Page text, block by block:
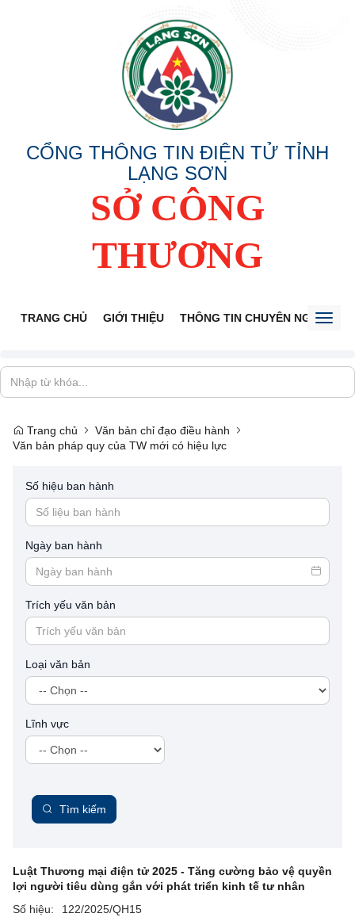
CỔNG THÔNG TIN ĐIỆN TỬ TỈNH
LẠNG SƠN
SỞ CÔNG
THƯƠNG
TRANG CHỦ GIỚI THIỆU THÔNG TIN CHUYÊN NGÀNH
Trang chủ
Văn bản chỉ đạo điều hành
Văn bản pháp quy của TW mới có hiệu lực
Số hiệu ban hành
Ngày ban hành
Trích yếu văn bản
Loại văn bản
Lĩnh vực
Tìm kiếm
Luật Thương mại điện tử 2025 - Tăng cường bảo vệ quyền
lợi người tiêu dùng gắn với phát triển kinh tế tư nhân
Số hiệu:
122/2025/QH15